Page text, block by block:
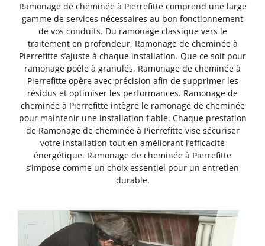
Ramonage de cheminée à Pierrefitte comprend une large
gamme de services nécessaires au bon fonctionnement
de vos conduits. Du ramonage classique vers le
traitement en profondeur, Ramonage de cheminée à
Pierrefitte s’ajuste à chaque installation. Que ce soit pour
ramonage poêle à granulés, Ramonage de cheminée à
Pierrefitte opère avec précision afin de supprimer les
résidus et optimiser les performances. Ramonage de
cheminée à Pierrefitte intègre le ramonage de cheminée
pour maintenir une installation fiable. Chaque prestation
de Ramonage de cheminée à Pierrefitte vise sécuriser
votre installation tout en améliorant l’efficacité
énergétique. Ramonage de cheminée à Pierrefitte
s’impose comme un choix essentiel pour un entretien
durable.